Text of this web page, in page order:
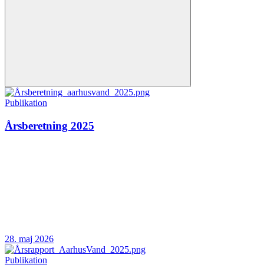
Publikation
Årsberetning 2025
28. maj 2026
Publikation